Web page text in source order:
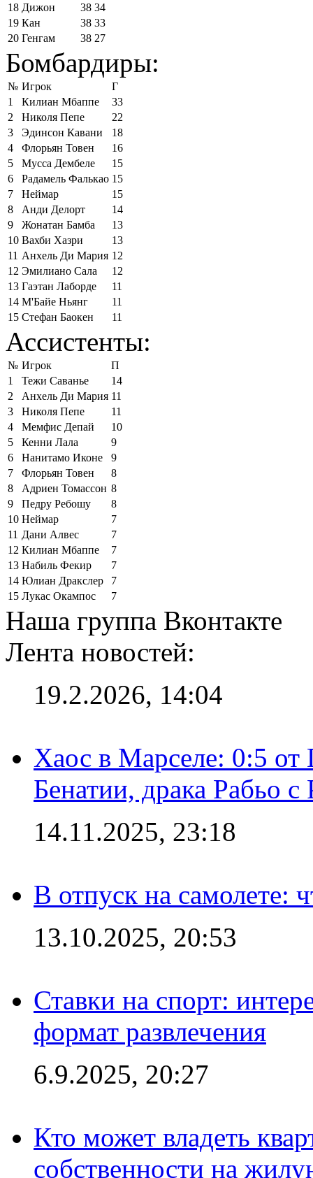
18 Дижон 38 34
19 Кан 38 33
20 Генгам 38 27
Бомбардиры:
№ Игрок
Г
1
Килиан Мбаппе
33
2
Николя Пепе
22
3
Эдинсон Кавани
18
4
Флорьян Товен
16
5
Мусса Дембеле
15
6
Радамель Фалькао 15
7
Неймар
15
8
Анди Делорт
14
9
Жонатан Бамба
13
10 Вахби Хазри
13
11 Анхель Ди Мария 12
12 Эмилиано Сала
12
13 Гаэтан Лаборде
11
14 М'Байе Ньянг
11
15 Стефан Баокен 11
Ассистенты:
№ Игрок
П
1
Тежи Саванье
14
2
Анхель Ди Мария 11
3
Николя Пепе
11
4
Мемфис Депай
10
5
Кенни Лала
9
6
Нанитамо Иконе
9
7
Флорьян Товен
8
8
Адриен Томассон 8
9
Педру Ребошу
8
10 Неймар
7
11 Дани Алвес
7
12 Килиан Мбаппе
7
13 Набиль Фекир
7
14 Юлиан Дракслер
7
15 Лукас Окампос 7
Наша группа Вконтакте
Лента новостей:
19.2.2026, 14:04
Хаос в Марселе: 0:5
Бенатии, драка Рабьо с
14.11.2025, 23:18
В отпуск на самолете:
13.10.2025, 20:53
Ставки на спорт:
формат развлечения
6.9.2025, 20:27
Кто может владеть
собственности на